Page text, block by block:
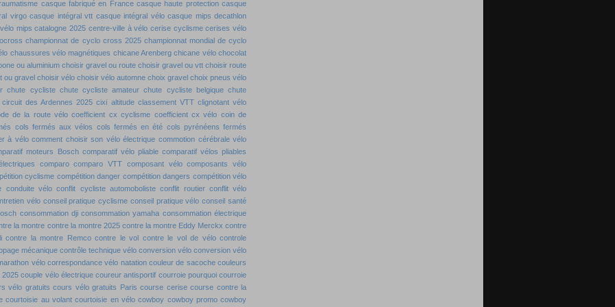
casque fabriqué en France casque haute protection casque
virgo casque intégral vtt casque intégral vélo casque mips decathlon
mips catalogne 2025 centre-ville à vélo cerise cyclisme cerises vélo
championnat de cyclo cross 2025 championnat mondial de cyclo
chaussures vélo magnétiques chicane Arenberg chicane vélo chocolat
ou aluminium choisir gravel ou route choisir gravel ou vtt choisir route
ou gravel choisir vélo choisir vélo automne choix gravel choix pneus vélo
chute cycliste chute cycliste amateur chute cycliste belgique chute
circuit des Ardennes 2025 cixi altitude classement VTT clignotant vélo
de la route vélo coefficient cx cyclisme coefficient cx vélo coin de
cols fermés aux vélos cols fermés en été cols pyrénéens fermés
à vélo comment choisir son vélo électrique commotion cérébrale vélo
moteurs Bosch comparatif vélo pliable comparatif vélos pliables
comparo comparo VTT composant vélo composants vélo
cyclisme compétition danger compétition dangers compétition vélo
conduite vélo conflit cycliste automoboliste conflit routier conflit vélo
vélo conseil pratique cyclisme conseil pratique vélo conseil santé
consommation dji consommation yamaha consommation électrique
la montre contre la montre 2025 contre la montre Eddy Merckx contre
contre la montre Remco contre le vol contre le vol de vélo controle
mécanique contrôle technique vélo conversion vélo conversion vélo
vélo correspondance vélo natation couleur de sacoche couleurs
2025 couple vélo électrique coureur antisportif courroie pourquoi courroie
vélo gratuits cours vélo gratuits Paris course cerise course contre la
courtoisie au volant courtoisie en vélo cowboy cowboy promo cowboy